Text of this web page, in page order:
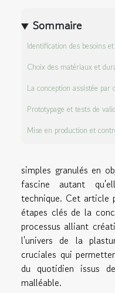
Sommaire
Identification des besoins
Choix des matériaux et
La conception assistée
Prototypage et tests de
Mise en production et
simples granulés en
fascine autant
technique. Cet article
étapes clés de la
processus alliant
l'univers de la
cruciales qui
du quotidien issus
malléable.